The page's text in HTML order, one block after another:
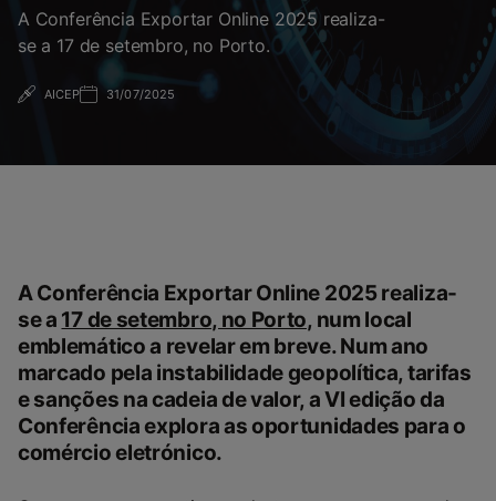
A Conferência Exportar Online 2025 realiza-
se a 17 de setembro, no Porto.
AICEP 31/07/2025
A Conferência Exportar Online 2025 realiza-
se a 17 de setembro, no Porto, num local
emblemático a revelar em breve. Num ano
marcado pela instabilidade geopolítica, tarifas
e sanções na cadeia de valor, a VI edição da
Conferência explora as oportunidades para o
comércio eletrónico.